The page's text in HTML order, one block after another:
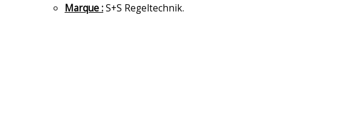
Marque :S+S Regeltechnik.